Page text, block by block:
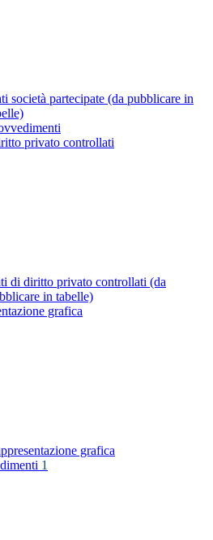
società partecipate (da pubblicare in
privato controllati
di diritto privato controllati (da
in tabelle)
grafica
grafica
1